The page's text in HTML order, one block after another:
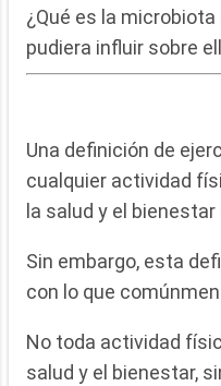
¿Qué es la
pudiera influir sobre
Una definición de
cualquier actividad
la salud y el
Sin embargo, esta
con lo que
No toda actividad
salud y el bienestar,